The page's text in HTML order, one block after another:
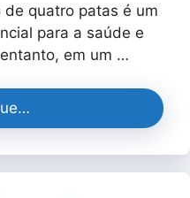
de quatro patas é um
para a saúde e
em um …